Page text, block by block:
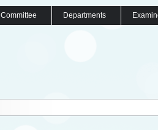
Committee Departments